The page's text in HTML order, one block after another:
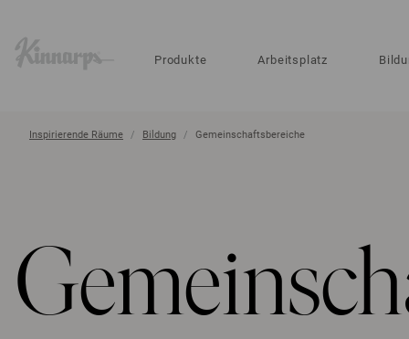
Produkte Arbeitsplatz
Inspirierende Räume Bildung Gemeinschaftsbereiche